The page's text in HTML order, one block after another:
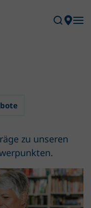
zu unseren